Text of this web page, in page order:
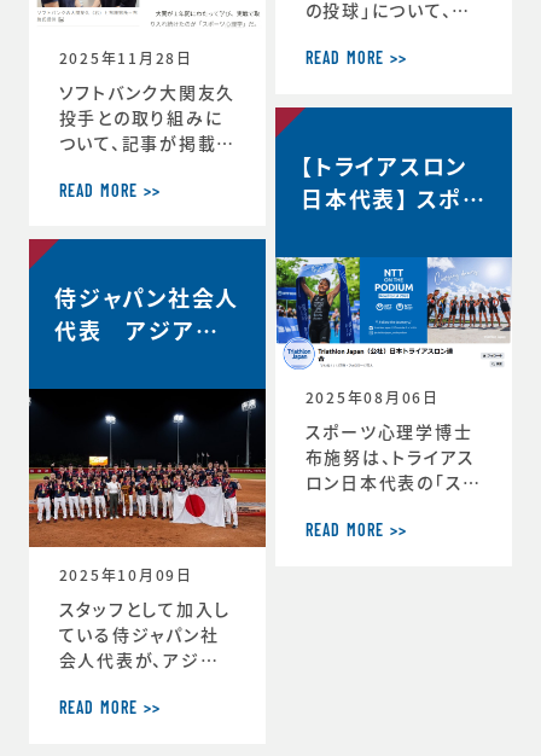
自分の最高を引き出
ツ心理学博士が語る
結果を出し続ける人
の
2025年11月28日
ソフトバンク大関友久
投手との取り組みに
ついて、記事が掲載さ
理学で結果 大関投
＜朝日新聞デジタル
ahi.com/articles/
DA3S16351620.ht
ml
READ MORE >>
の投球」について、イ
ます。速球140km／
フトバンク大関友久
エンスです」https://
topics.smt.doco
mo.ne.jp/article/
day-445985
READ MORE >>
侍ジャパン社会人
代表 アジア選
2025年10月09日
スタッフとして加入し
ている侍ジャパン社
会人代表が、アジア
ました。アジア選手権
READ MORE >>
【トライアスロン
日本代表】 スポー
ト/ハイパフォーマ
ンスコーチ 就任
2025年08月06日
スポーツ心理学博士
布施努は、トライアス
ロン日本代表の「スポ
ハイパフォーマンスコ
READ MORE >>